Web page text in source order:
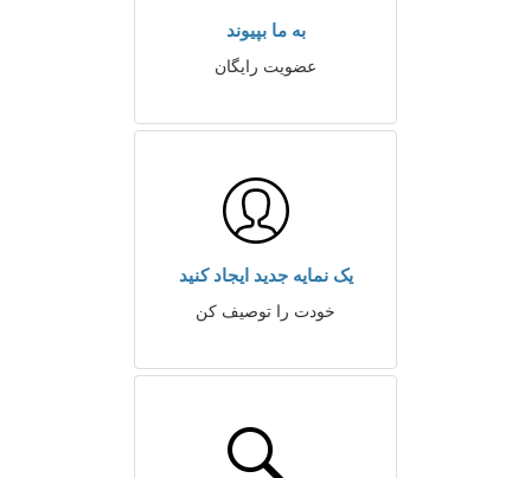
به ما بپیوند
عضویت رایگان
یک نمایه جدید ایجاد کنید
خودت را توصیف کن